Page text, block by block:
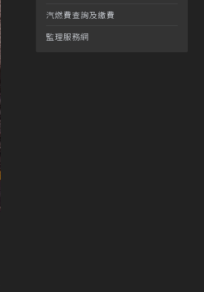
汽燃費查詢及繳費
監理服務網